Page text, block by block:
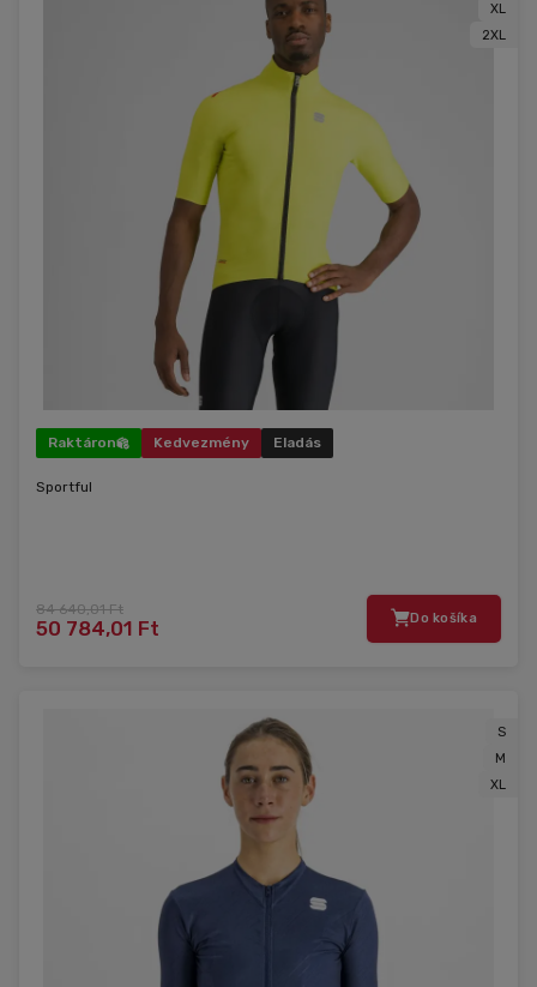
XL
2XL
Raktáron Kedvezmény Eladás
Sportful
84 640,01 Ft
50 784,01 Ft Do košíka
S
M
XL